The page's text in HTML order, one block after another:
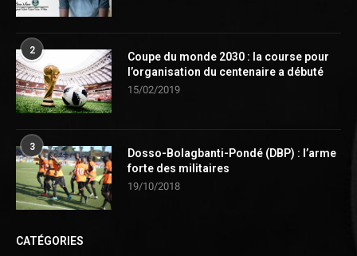
2
Coupe du monde 2030 : la course pour
l’organisation du centenaire a débuté
15/02/2019
3
Dosso-Bolagbanti-Pondé (DBP) : l’arme
forte des militaires
19/10/2018
CATÉGORIES